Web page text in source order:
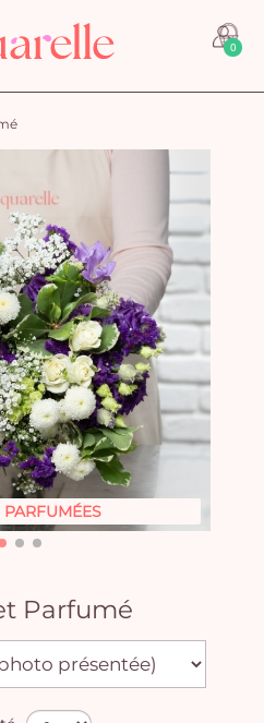
0
PARFUMÉES
Parfumé